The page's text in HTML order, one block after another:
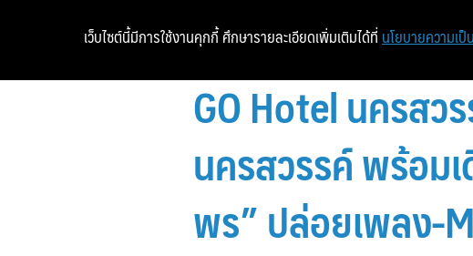
GO Hotel นครสว
นครสวรรค์ พร้อม
พร” ปล่อยเพลง-
เว็บไซต์นี้มีการใช้งานคุกกี้ ศึกษารายละเอียดเพิ่มเติมได้ที่ นโยบายความเป็